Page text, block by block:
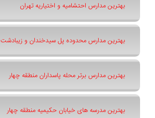
بهترین مدارس احتشامیه و اختیاریه تهران
بهترین مدارس محدوده پل سیدخندان و زیبادشت
بهترین مدارس برتر محله پاسداران منطقه چهار
بهترین مدرسه های خیابان حکیمیه منطقه چهار